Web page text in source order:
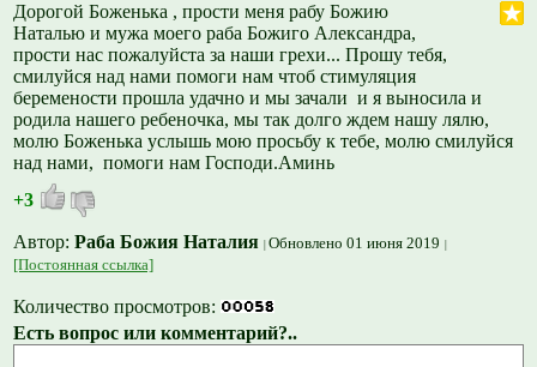
Дорогой Боженька , прости меня рабу Божию
Наталью и мужа моего раба Божиго Александра,
прости нас пожалуйста за наши грехи... Прошу тебя,
смилуйся над нами помоги нам чтоб стимуляция
беремености прошла удачно и мы зачали и я выносила и
родила нашего ребеночка, мы так долго ждем нашу лялю,
молю Боженька услышь мою просьбу к тебе, молю смилуйся
над нами, помоги нам Господи.Аминь
+3
Автор:Раба Божия Наталия Обновлено 01 июня 2019
[Постоянная ссылка]
Количество просмотров:
Есть вопрос или комментарий?..